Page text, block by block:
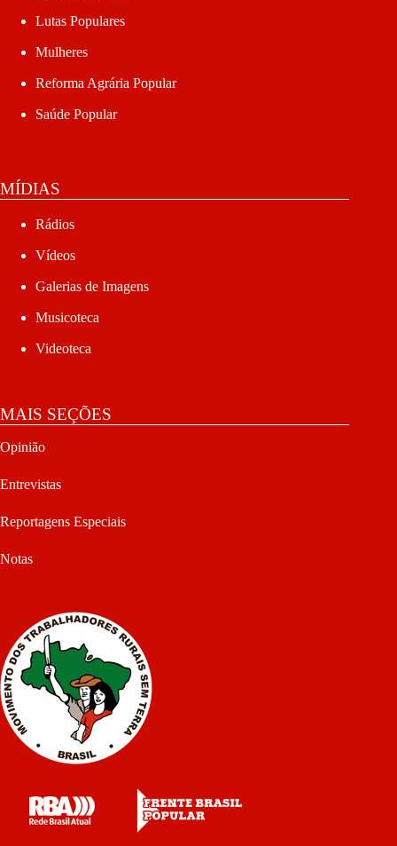
Lutas Populares
Mulheres
Reforma Agrária Popular
Saúde Popular
MÍDIAS
Rádios
Vídeos
Galerias de Imagens
Musicoteca
Videoteca
MAIS SEÇÕES
Opinião
Entrevistas
Reportagens Especiais
Notas